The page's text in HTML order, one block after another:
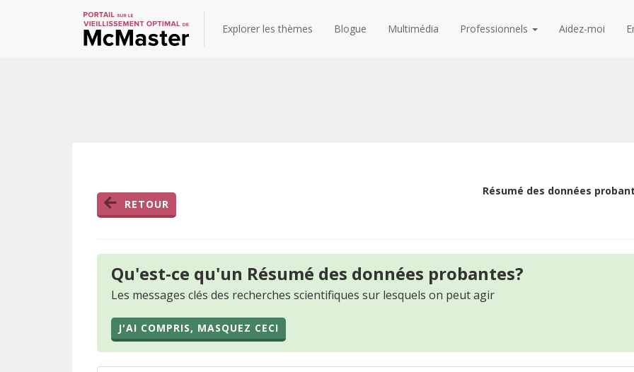
Explorer les thèmes Blogue Multimédia Professionnels Aidez-moi
RETOUR
Résumé des données
Qu'est-ce qu'un Résumé des données probantes?
Les messages clés des recherches scientifiques sur lesquels on peut agir
J'AI COMPRIS, MASQUEZ CECI